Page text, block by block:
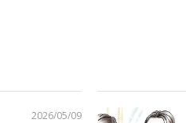
2026/05/09